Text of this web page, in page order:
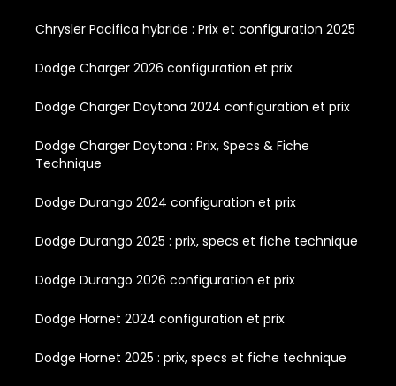
Chrysler Pacifica hybride : Prix et configuration 2025
Dodge Charger 2026 configuration et prix
Dodge Charger Daytona 2024 configuration et prix
Dodge Charger Daytona : Prix, Specs & Fiche
Technique
Dodge Durango 2024 configuration et prix
Dodge Durango 2025 : prix, specs et fiche technique
Dodge Durango 2026 configuration et prix
Dodge Hornet 2024 configuration et prix
Dodge Hornet 2025 : prix, specs et fiche technique